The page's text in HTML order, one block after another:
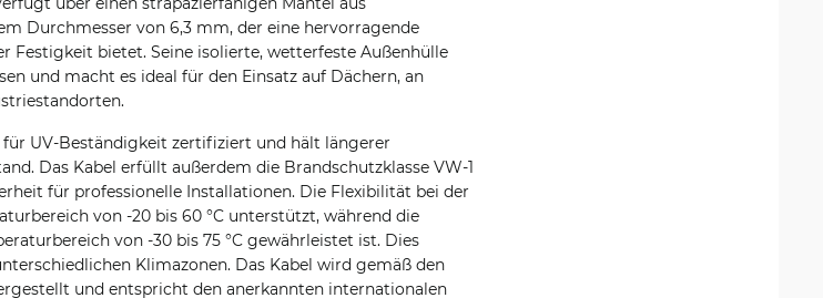
Durchmesser von 6,3 mm, der eine hervorragende
Festigkeit bietet. Seine isolierte, wetterfeste Außenhülle
und macht es ideal für den Einsatz auf Dächern, an
für UV-Beständigkeit zertifiziert und hält längerer
Das Kabel erfüllt außerdem die Brandschutzklasse VW-1
für professionelle Installationen. Die Flexibilität bei der
von -20 bis 60 °C unterstützt, während die
von -30 bis 75 °C gewährleistet ist. Dies
Klimazonen. Das Kabel wird gemäß den
und entspricht den anerkannten internationalen